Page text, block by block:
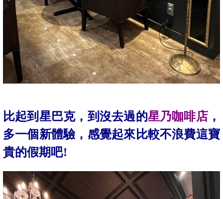
比起到星巴克，到沒去過的星乃咖啡店，
多一個新體驗，感覺起來比較不浪費這寶
貴的假期吧!